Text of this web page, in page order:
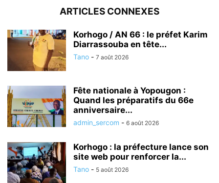
ARTICLES CONNEXES
Korhogo / AN 66 : le préfet Karim
Diarrassouba en tête...
Tano - 7 août 2026
Fête nationale à Yopougon :
Quand les préparatifs du 66e
anniversaire...
admin_sercom - 6 août 2026
Korhogo : la préfecture lance son
site web pour renforcer la...
Tano - 5 août 2026